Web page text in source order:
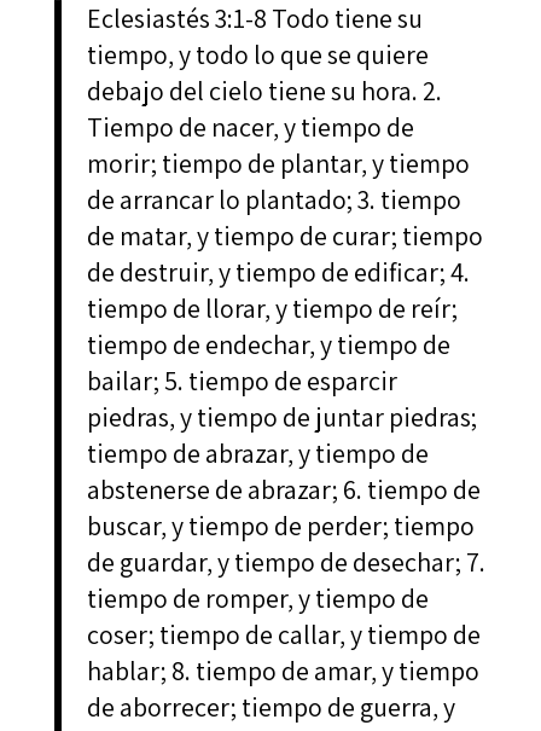
Eclesiastés 3:1-8 Todo tiene su
tiempo, y todo lo que se quiere
debajo del cielo tiene su hora. 2.
Tiempo de nacer, y tiempo de
morir; tiempo de plantar, y tiempo
de arrancar lo plantado; 3. tiempo
de matar, y tiempo de curar; tiempo
de destruir, y tiempo de edificar; 4.
tiempo de llorar, y tiempo de reír;
tiempo de endechar, y tiempo de
bailar; 5. tiempo de esparcir
piedras, y tiempo de juntar piedras;
tiempo de abrazar, y tiempo de
abstenerse de abrazar; 6. tiempo de
buscar, y tiempo de perder; tiempo
de guardar, y tiempo de desechar; 7.
tiempo de romper, y tiempo de
coser; tiempo de callar, y tiempo de
hablar; 8. tiempo de amar, y tiempo
de aborrecer; tiempo de guerra, y